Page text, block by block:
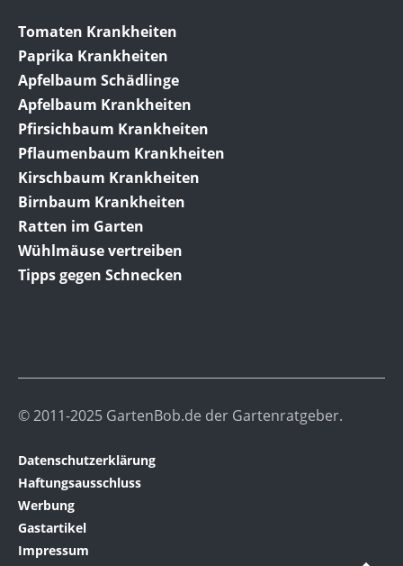
Tomaten Krankheiten
Paprika Krankheiten
Apfelbaum Schädlinge
Apfelbaum Krankheiten
Pfirsichbaum Krankheiten
Pflaumenbaum Krankheiten
Kirschbaum Krankheiten
Birnbaum Krankheiten
Ratten im Garten
Wühlmäuse vertreiben
Tipps gegen Schnecken
© 2011-2025 GartenBob.de der Gartenratgeber.
Datenschutzerklärung
Haftungsausschluss
Werbung
Gastartikel
Impressum